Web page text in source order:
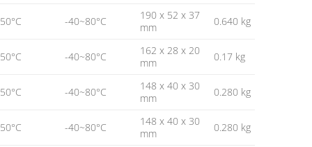
-40~80°C
190 x 52 x 37
mm
0.640 kg
-40~80°C
162 x 28 x 20
mm
0.17 kg
-40~80°C
148 x 40 x 30
mm
0.280 kg
-40~80°C
148 x 40 x 30
mm
0.280 kg